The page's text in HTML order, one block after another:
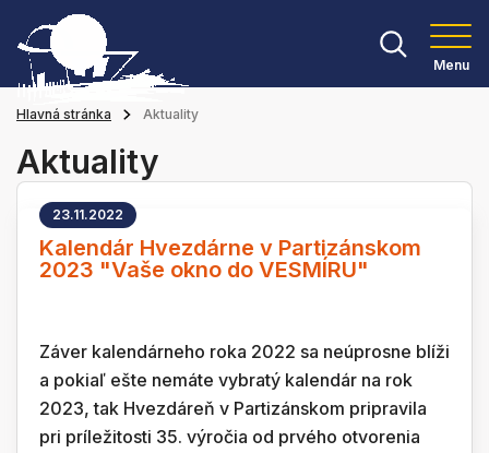
Menu
Hlavná stránka Aktuality
Aktuality
23.11.2022
Kalendár Hvezdárne v Partizánskom
2023 "Vaše okno do VESMÍRU"
Záver kalendárneho roka 2022 sa neúprosne blíži
a pokiaľ ešte nemáte vybratý kalendár na rok
2023, tak Hvezdáreň v Partizánskom pripravila
pri príležitosti 35. výročia od prvého otvorenia